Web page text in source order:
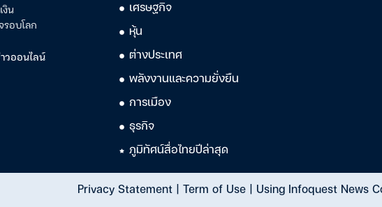
งิน
รอบโลก
วออนไลน์
เศรษฐกิจ
หุ้น
ต่างประเทศ
พลังงานและความยั่งยืน
การเมือง
ธุรกิจ
ภูมิทัศน์สื่อไทยปีล่าสุด
Privacy Statement| Term of Use| Using Infoquest News